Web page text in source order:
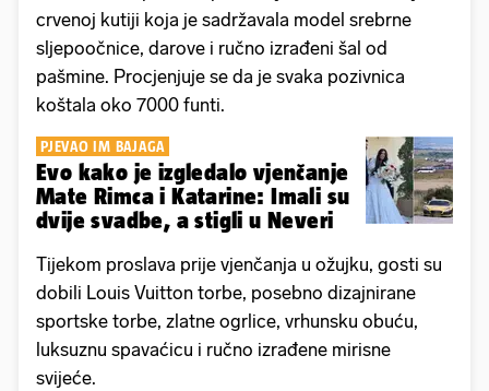
crvenoj kutiji koja je sadržavala model srebrne
sljepoočnice, darove i ručno izrađeni šal od
pašmine. Procjenjuje se da je svaka pozivnica
koštala oko 7000 funti.
PJEVAO IM BAJAGA
Evo kako je izgledalo vjenčanje
Mate Rimca i Katarine: Imali su
dvije svadbe, a stigli u Neveri
Tijekom proslava prije vjenčanja u ožujku, gosti su
dobili Louis Vuitton torbe, posebno dizajnirane
sportske torbe, zlatne ogrlice, vrhunsku obuću,
luksuznu spavaćicu i ručno izrađene mirisne
svijeće.